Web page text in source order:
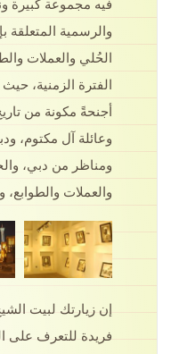
فيه مجموعة كبيرة
والرسمية المتعلقة
الحُلي والعملات
الفترة الزمنية،
أجنحةً مكونة من
وعائلة آل مكتوم،
ومناظر من دبي،
والعملات والطوابع،
إن زيارتك لبيت
فريدة للتعرف على